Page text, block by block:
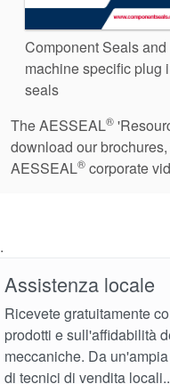
Component Seals and
machine specific plug
seals
The AESSEAL®
download our
AESSEAL® corporate
.
Assistenza locale
Ricevete gratuitamente
prodotti e sull'affidabilità
meccaniche. Da
di tecnici di vendita